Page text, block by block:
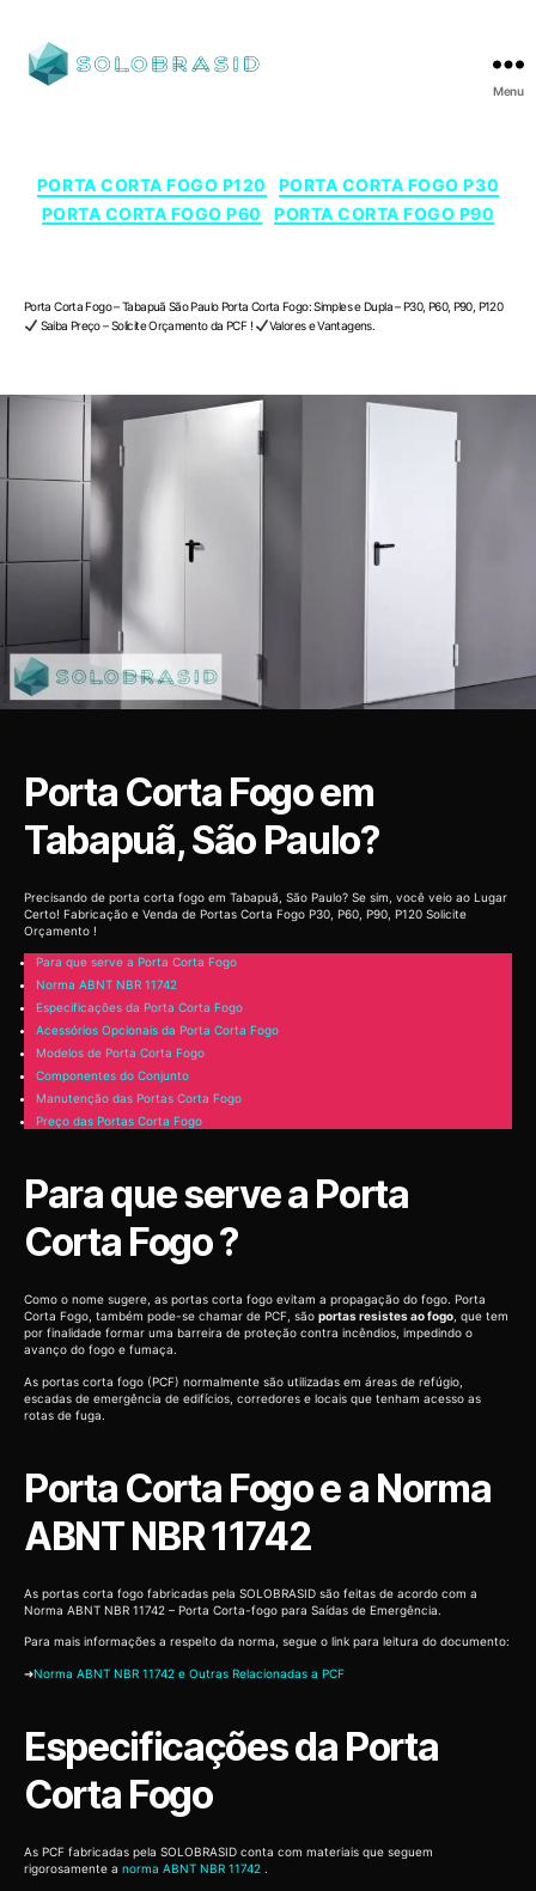
Menu
PORTA CORTA FOGO P120
PORTA CORTA FOGO P30
PORTA CORTA FOGO P60
PORTA CORTA FOGO P90
Porta Corta Fogo – Tabapuã São Paulo Porta Corta Fogo: Simples e Dupla – P30, P60, P90, P120
Saiba Preço – Solicite Orçamento da PCF !
Valores e Vantagens.
Porta Corta Fogo em
Tabapuã, São Paulo?
Precisando de porta corta fogo em Tabapuã, São Paulo? Se sim, você veio ao Lugar
Certo! Fabricação e Venda de Portas Corta Fogo P30, P60, P90, P120 Solicite
Orçamento !
Para que serve a Porta Corta Fogo
Norma ABNT NBR 11742
Especificações da Porta Corta Fogo
Acessórios Opcionais da Porta Corta Fogo
Modelos de Porta Corta Fogo
Componentes do Conjunto
Manutenção das Portas Corta Fogo
Preço das Portas Corta Fogo
Para que serve a Porta
Corta Fogo ?
Como o nome sugere, as portas corta fogo evitam a propagação do fogo. Porta
Corta Fogo, também pode-se chamar de PCF, são portas resistes ao fogo , que tem
por finalidade formar uma barreira de proteção contra incêndios, impedindo o
avanço do fogo e fumaça.
As portas corta fogo (PCF) normalmente são utilizadas em áreas de refúgio,
escadas de emergência de edifícios, corredores e locais que tenham acesso as
rotas de fuga.
Porta Corta Fogo e a Norma
ABNT NBR 11742
As portas corta fogo fabricadas pela SOLOBRASID são feitas de acordo com a
Norma ABNT NBR 11742 – Porta Corta-fogo para Saídas de Emergência.
Para mais informações a respeito da norma, segue o link para leitura do documento:
➜Norma ABNT NBR 11742 e Outras Relacionadas a PCF
Especificações da Porta
Corta Fogo
As PCF fabricadas pela SOLOBRASID conta com materiais que seguem
rigorosamente a norma ABNT NBR 11742 .